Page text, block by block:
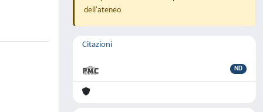
dell'ateneo
Citazioni
ND